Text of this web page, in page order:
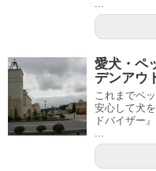
...
愛犬・ペ
デンアウ
これまでペ
安心して犬
ドバイザー
...